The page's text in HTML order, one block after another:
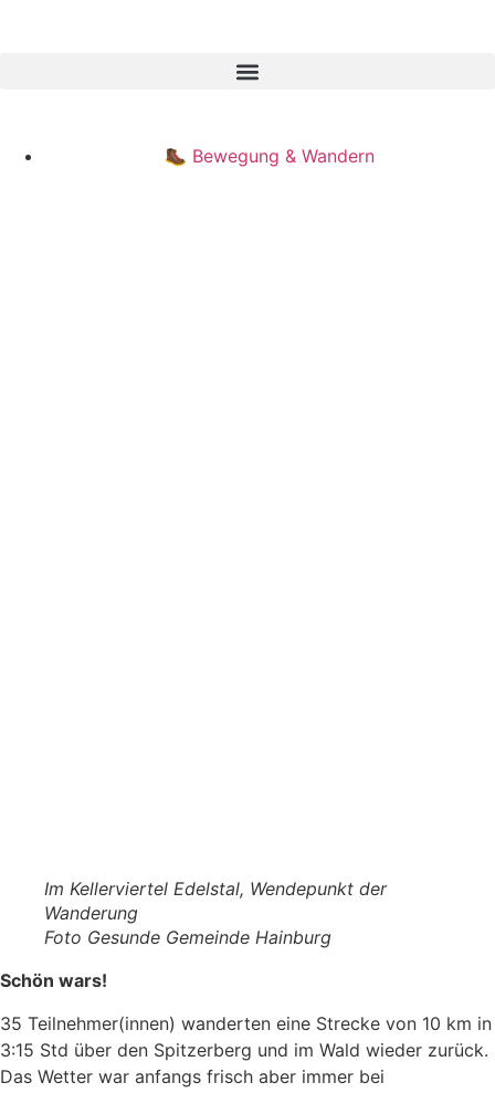
🥾 Bewegung & Wandern
Im Kellerviertel Edelstal, Wendepunkt der
Wanderung
Foto Gesunde Gemeinde Hainburg
Schön wars!
35 Teilnehmer(innen) wanderten eine Strecke von 10 km in
3:15 Std über den Spitzerberg und im Wald wieder zurück.
Das Wetter war anfangs frisch aber immer bei